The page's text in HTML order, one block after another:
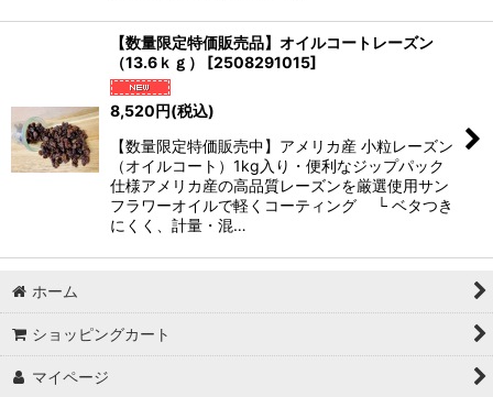
【数量限定特価販売品】オイルコートレーズン
（13.6ｋｇ）
[2508291015]
8,520円(税込)
【数量限定特価販売中】アメリカ産 小粒レーズン
（オイルコート）1kg入り・便利なジップパック
仕様アメリカ産の高品質レーズンを厳選使用サン
フラワーオイルで軽くコーティング └ ベタつき
にくく、計量・混…
ホーム
ショッピングカート
マイページ